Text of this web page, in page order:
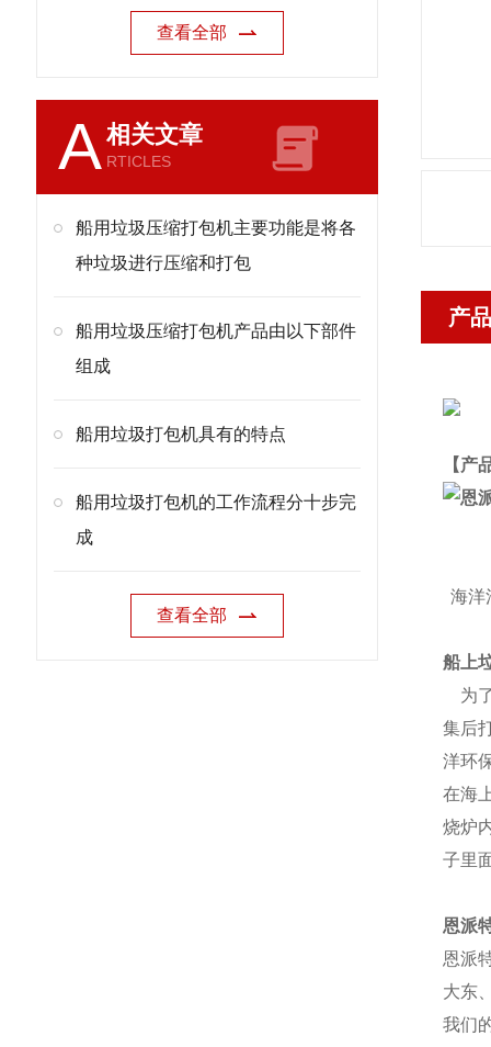
查看全部
A相关文章
RTICLES
船用垃圾压缩打包机主要功能是将各
种垃圾进行压缩和打包
船用垃圾压缩打包机产品由以下部件
组成
船用垃圾打包机具有的特点
船用垃圾打包机的工作流程分十步完
成
查看全部
产
【产
海洋
船上
为了
集后
洋环
在海
烧炉
子里
恩派
恩派
大东
我们